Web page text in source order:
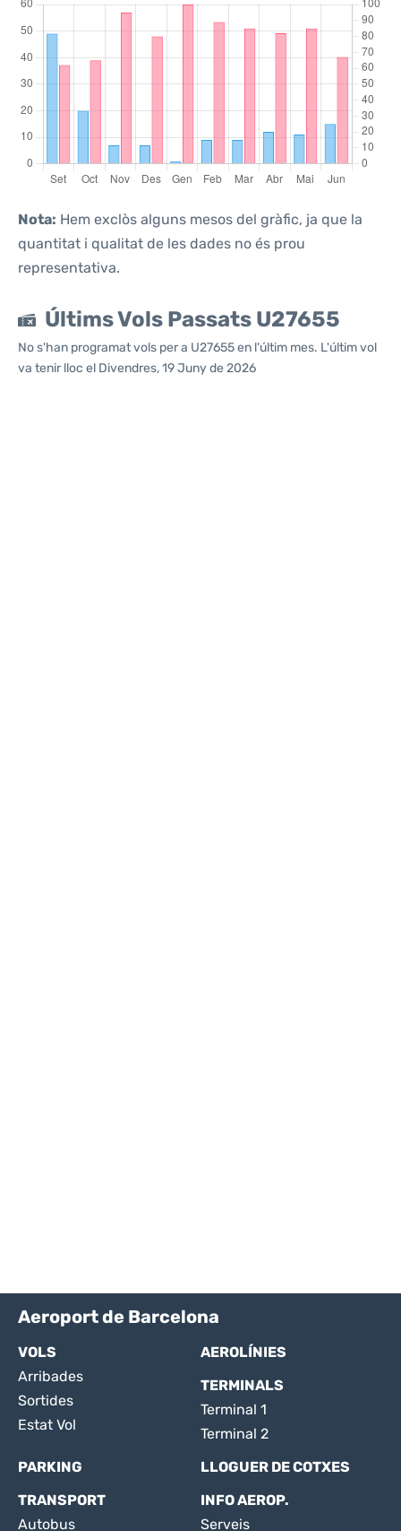
Nota: Hem exclòs alguns mesos del gràfic, ja que la
quantitat i qualitat de les dades no és prou
representativa.
Últims Vols Passats U27655
No s'han programat vols per a U27655 en l'últim mes. L'últim vol
va tenir lloc el Divendres, 19 Juny de 2026
Aeroport de Barcelona
VOLS
Arribades
Sortides
Estat Vol
AEROLÍNIES
TERMINALS
Terminal 1
Terminal 2
PARKING
LLOGUER DE COTXES
TRANSPORT
Autobus
INFO AEROP.
Serveis